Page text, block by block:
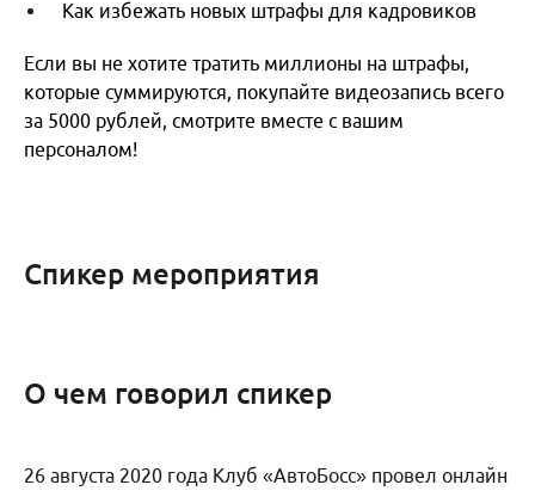
Как избежать новых штрафы для кадровиков
Если вы не хотите тратить миллионы на штрафы,
которые суммируются, покупайте видеозапись всего
за 5000 рублей, смотрите вместе с вашим
персоналом!
Спикер мероприятия
О чем говорил спикер
26 августа 2020 года Клуб «АвтоБосс» провел онлайн